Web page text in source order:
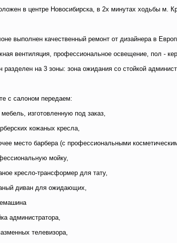
в центре Новосибирска, в 2х минутах ходьбы м.
выполнен качественный ремонт от дизайнера в
вентиляция, профессиональное освещение, пол -
разделен на 3 зоны: зона ожидания со стойкой
с салоном передаем:
изготовленную под заказ,
кожаных кресла,
место барбера (с профессиональными
мойку,
кресло-трансформер для тату,
диван для ожидающих,
администратора,
телевизора,